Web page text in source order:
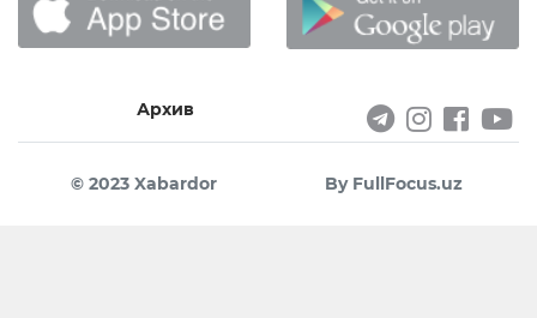
Архив
© 2023 Xabardor By FullFocus.uz